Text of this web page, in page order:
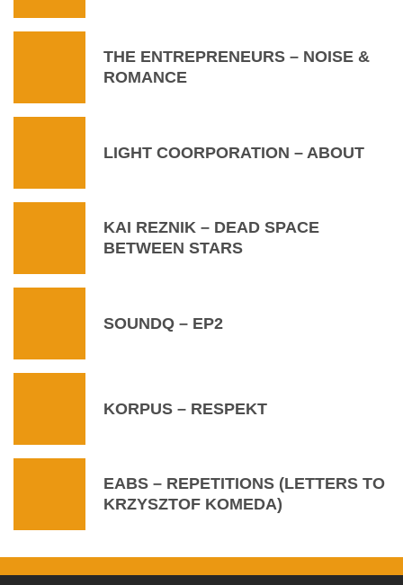
THE ENTREPRENEURS – NOISE &
ROMANCE
LIGHT COORPORATION – ABOUT
KAI REZNIK – DEAD SPACE
BETWEEN STARS
SOUNDQ – EP2
KORPUS – RESPEKT
EABS – REPETITIONS (LETTERS TO
KRZYSZTOF KOMEDA)